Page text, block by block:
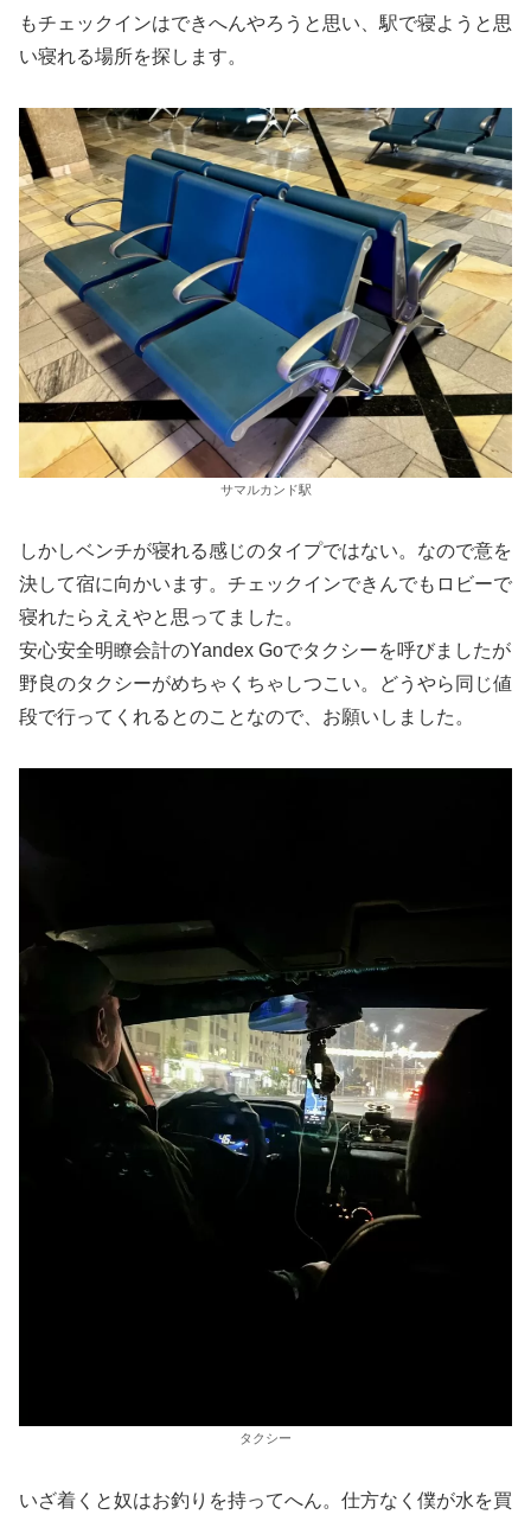
もチェックインはできへんやろうと思い、駅で寝ようと思
い寝れる場所を探します。
サマルカンド駅
しかしベンチが寝れる感じのタイプではない。なので意を
決して宿に向かいます。チェックインできんでもロビーで
寝れたらええやと思ってました。
安心安全明瞭会計のYandex Goでタクシーを呼びましたが
野良のタクシーがめちゃくちゃしつこい。どうやら同じ値
段で行ってくれるとのことなので、お願いしました。
タクシー
いざ着くと奴はお釣りを持ってへん。仕方なく僕が水を買